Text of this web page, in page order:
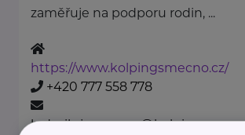
zaměřuje na podporu rodin, ...
https://www.kolpingsmecno.cz/
+420 777 558 778